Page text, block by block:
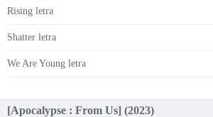
Rising letra
Shatter letra
We Are Young letra
[Apocalypse : From Us] (2023)